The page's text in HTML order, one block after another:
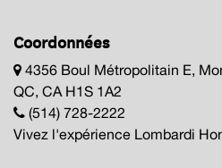
Coordonnées
4356 Boul Métropolitain E,
QC, CA H1S 1A2
(514) 728-2222
Vivez l'expérience Lombardi